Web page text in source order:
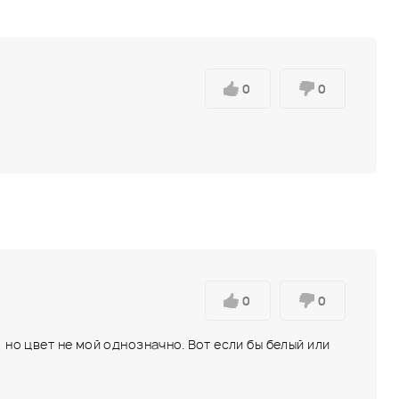
0 0
0 0
цвет не мой однозначно. Вот если бы белый или